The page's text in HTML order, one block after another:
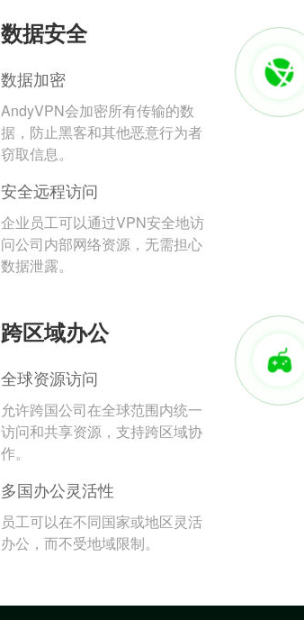
数据安全
数据加密
AndyVPN会加密所有传输的数
据，防止黑客和其他恶意行为者
窃取信息。
安全远程访问
企业员工可以通过VPN安全地访
问公司内部网络资源，无需担心
数据泄露。
跨区域办公
全球资源访问
允许跨国公司在全球范围内统一
访问和共享资源，支持跨区域协
作。
多国办公灵活性
员工可以在不同国家或地区灵活
办公，而不受地域限制。